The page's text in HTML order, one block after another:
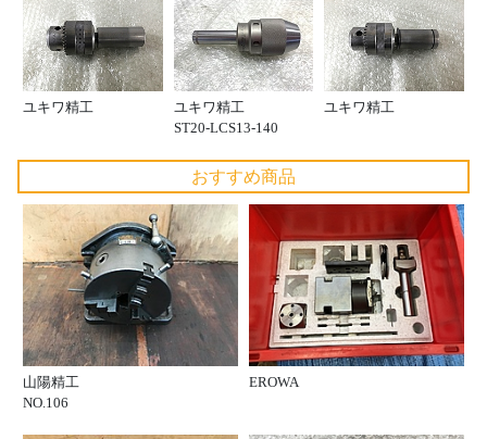
ユキワ精工
ユキワ精工
ST20-LCS13-140
ユキワ精工
おすすめ商品
山陽精工
NO.106
EROWA